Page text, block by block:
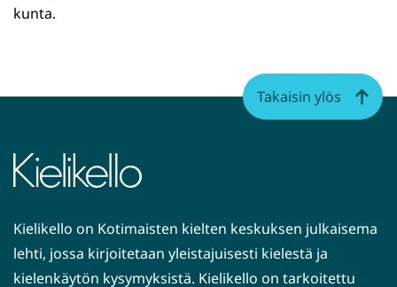
kunta.
Kielikello on Kotimaisten kielten keskuksen julkaisema
lehti, jossa kirjoitetaan yleistajuisesti kielestä ja
kielenkäytön kysymyksistä. Kielikello on tarkoitettu
Takaisin ylös